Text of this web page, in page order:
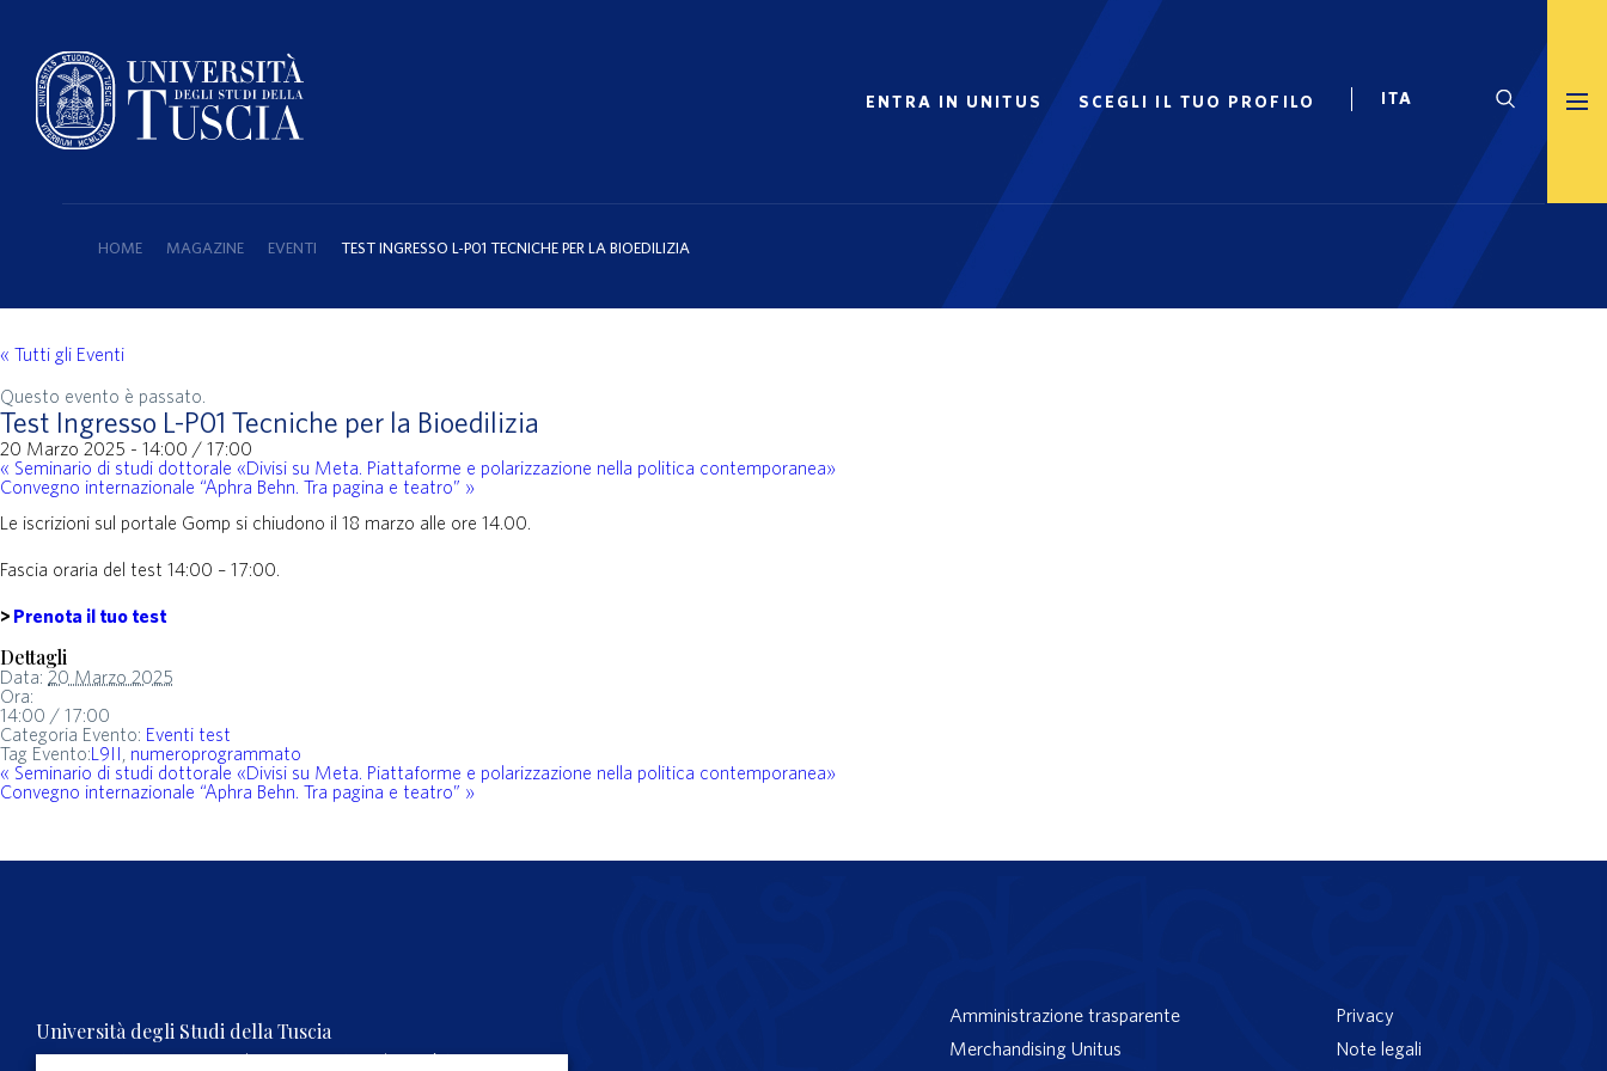
ENTRA IN UNITUS SCEGLI IL TUO PROFILO
HOME MAGAZINE EVENTI TEST INGRESSO L-P01 TECNICHE PER LA BIOEDILIZIA
« Tutti gli Eventi
Questo evento è passato.
Test Ingresso L-P01 Tecniche per la Bioedilizia
20 Marzo 2025 - 14:00 / 17:00
« Seminario di studi dottorale «Divisi su Meta. Piattaforme e polarizzazione nella politica contemporanea»
Convegno internazionale “Aphra Behn. Tra pagina e teatro” »
Le iscrizioni sul portale Gomp si chiudono il 18 marzo alle ore 14.00.
Fascia oraria del test 14:00 – 17:00.
> Prenota il tuo test
Dettagli
Data: 20 Marzo 2025
Ora:
14:00 / 17:00
Categoria Evento: Eventi test
Tag Evento:L9II numeroprogrammato
« Seminario di studi dottorale «Divisi su Meta. Piattaforme e polarizzazione nella politica contemporanea»
Convegno internazionale “Aphra Behn. Tra pagina e teatro” »
Università degli Studi della Tuscia
Rettorato, Via S.M. in Gradi n.4, 01100 Viterbo, ITALY.
Amministrazione trasparente
Merchandising Unitus
Privacy
Note legali